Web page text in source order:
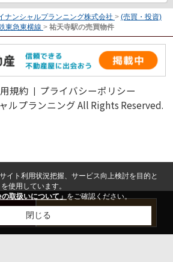
ナンシャルプランニング株式会社 > (売買・投資)
東急東横線 > 祐天寺駅の売買物件
規約
プライバシーポリシー
ルプランニング All Rights Reserved.
イト利用状況把握、サービス向上検討を目的と
使用しています。
取扱いについて」をご確認ください。
閉じる